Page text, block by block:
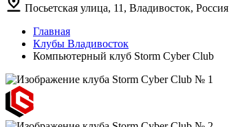
Посьетская улица, 11, Владивосток, Россия
Главная
Клубы Владивосток
Компьютерный клуб Storm Cyber Club